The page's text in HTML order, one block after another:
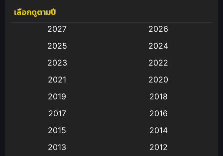
Anal (ประตูหลัง)
Animation การ์ตูน
Animation อนิเมะ
Animation แอนิเมชัน
(9)
เลือกดูตามปี
2027
2026
2025
2024
2023
2022
2021
2020
2019
2018
2017
2016
2015
2014
2013
2012